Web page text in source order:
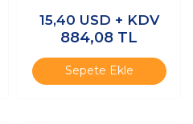
15,40 USD + KDV
884,08 TL
Sepete Ekle